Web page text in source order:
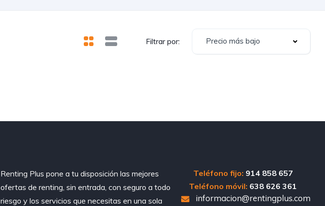
Filtrar por: Precio más bajo
Renting Plus pone a tu disposición las mejores
ofertas de renting, sin entrada, con seguro a todo
riesgo y los servicios que necesitas en una sola
Teléfono fijo: 914 858 657
Teléfono móvil: 638 626 361
informacion@rentingplus.com